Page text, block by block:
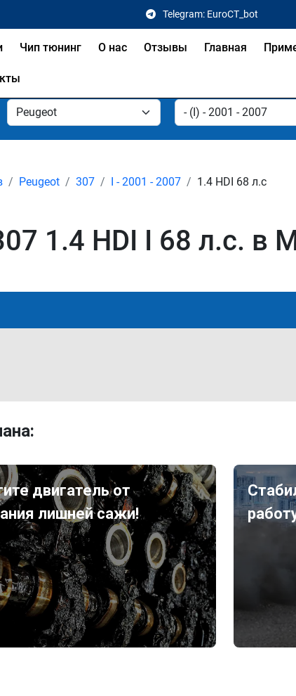
Telegram: EuroCT_bot
Чип тюнинг О нас Отзывы Главная
Peugeot 307 I - 2001 - 2007 1.4 HDI 68 л.с
1.4 HDI I 68 л.с. в
двигатель от
лишней сажи!